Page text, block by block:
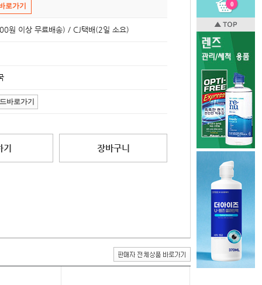
0
로가기
원 이상 무료배송) / CJ택배(2일 소요)
바로가기
장바구니